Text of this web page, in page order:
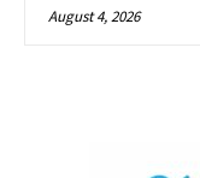
August 4, 2026